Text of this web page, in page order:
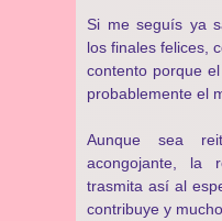
Si me seguís ya
los finales felices,
contento porque
probablemente el
Aunque sea
acongojante, la
trasmita así al
contribuye y mucho.